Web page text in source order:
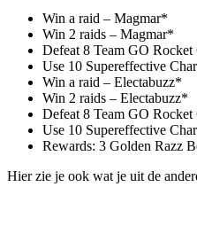
Win a raid – Magmar*
Win 2 raids – Magmar*
Defeat 8 Team GO
Use 10 Supereffective
Win a raid – Electabuzz*
Win 2 raids – Electabuzz*
Defeat 8 Team GO
Use 10 Supereffective
Rewards: 3 Golden Razz
Hier zie je ook wat je uit de